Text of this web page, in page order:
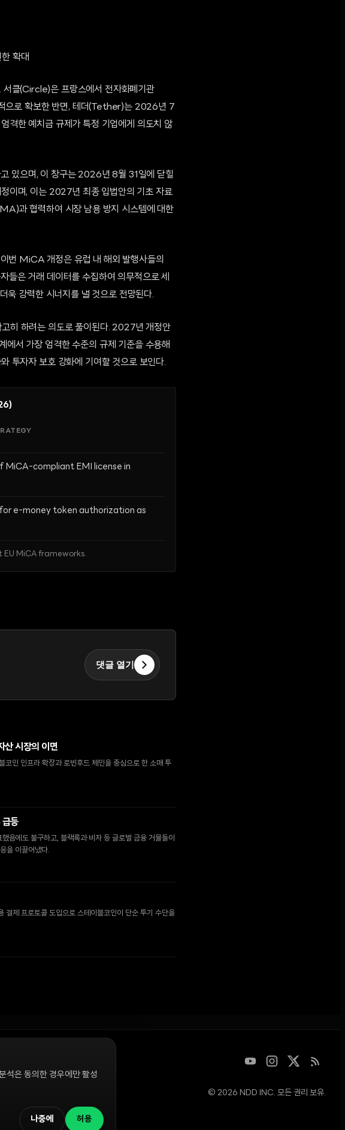
확대
서클(Circle)은 프랑스에서 전자화폐기관
으로 확보한 반면, 테더(Tether)는 2026년 7
격한 예치금 규제가 특정 기업에게 의도치 않
있으며, 이 창구는 2026년 8월 31일에 닫힐
이며, 이는 2027년 최종 입법안의 기초 자료
과 협력하여 시장 남용 방지 시스템에 대한
번 MiCA 개정은 유럽 내 해외 발행사들의
은 거래 데이터를 수집하여 의무적으로 세
강력한 시너지를 낼 것으로 전망된다.
히 하려는 의도로 풀이된다. 2027년 개정안
에서 가장 엄격한 수준의 규제 기준을 수용해
투자자 보호 강화에 기여할 것으로 보인다.
MiCA-compliant EMI license in
e-money token authorization as
MiCA frameworks.
댓글 열기
산 시장의 이면
인 인프라 확장과 로빈후드 체인을 중심으로 한 소매 투
급등
에도 불구하고, 블랙록과 비자 등 글로벌 금융 거물들이
을 이끌어냈다.
제 프로토콜 도입으로 스테이블코인이 단순 투기 수단을
사이트에서 다루는 디지털 자산을
. 정책 문의와 편집 요청은
© 2026 NDD INC. 모든 권리 보유.
석은 동의한 경우에만 활성
나중에 허용